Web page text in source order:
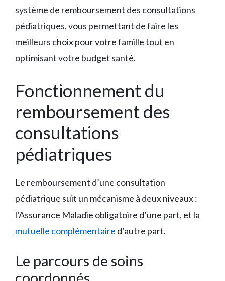
système de remboursement des consultations
pédiatriques, vous permettant de faire les
meilleurs choix pour votre famille tout en
optimisant votre budget santé.
Fonctionnement du
remboursement des
consultations
pédiatriques
Le remboursement d’une consultation
pédiatrique suit un mécanisme à deux niveaux :
l’Assurance Maladie obligatoire d’une part, et la
mutuelle complémentaire d’autre part.
Le parcours de soins